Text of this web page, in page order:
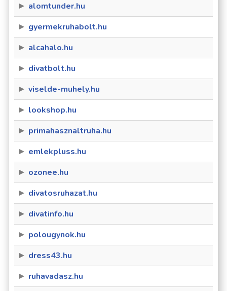
alomtunder.hu
gyermekruhabolt.hu
alcahalo.hu
divatbolt.hu
viselde-muhely.hu
lookshop.hu
primahasznaltruha.hu
emlekpluss.hu
ozonee.hu
divatosruhazat.hu
divatinfo.hu
polougynok.hu
dress43.hu
ruhavadasz.hu